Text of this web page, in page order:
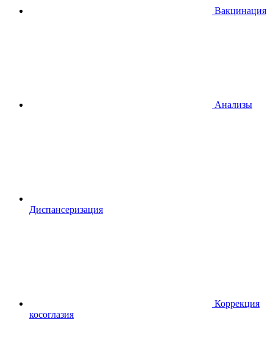
Вакцинация
Анализы
Диспансеризация
Коррекция
косоглазия